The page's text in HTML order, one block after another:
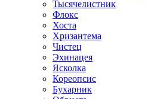
Тысячелистник
Флокс
Хоста
Хризантема
Чистец
Эхинацея
Ясколка
Кореопсис
Бухарник